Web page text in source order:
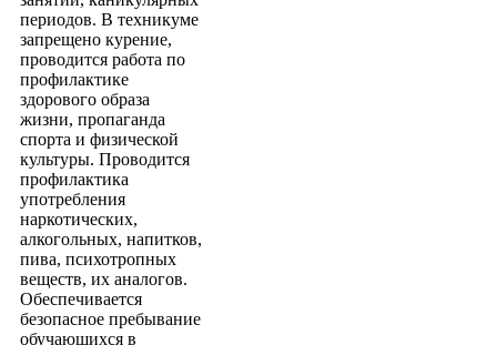
периодов. В техникуме
запрещено курение,
проводится работа по
профилактике
здорового образа
жизни, пропаганда
спорта и физической
культуры. Проводится
профилактика
употребления
наркотических,
алкогольных, напитков,
пива, психотропных
веществ, их аналогов.
Обеспечивается
безопасное пребывание
обучающихся в